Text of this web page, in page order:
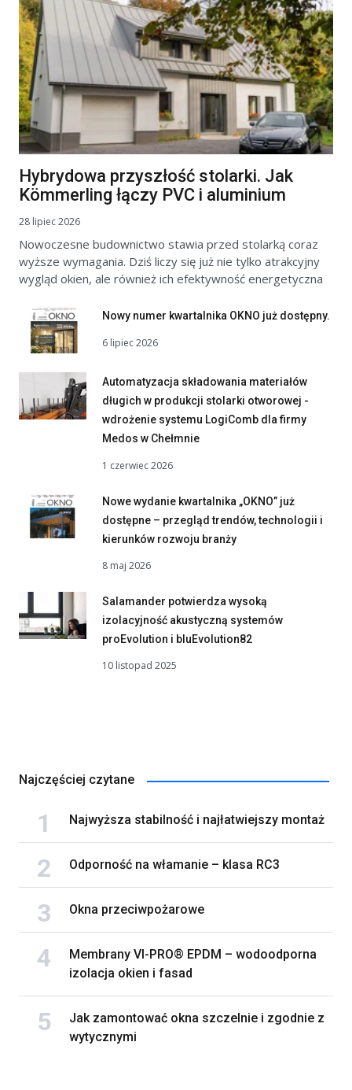
Hybrydowa przyszłość stolarki. Jak
Kömmerling łączy PVC i aluminium
28 lipiec 2026
Nowoczesne budownictwo stawia przed stolarką coraz
wyższe wymagania. Dziś liczy się już nie tylko atrakcyjny
wygląd okien, ale również ich efektywność energetyczna
Nowy numer kwartalnika OKNO już dostępny.
6 lipiec 2026
Automatyzacja składowania materiałów
długich w produkcji stolarki otworowej -
wdrożenie systemu LogiComb dla firmy
Medos w Chełmnie
1 czerwiec 2026
Nowe wydanie kwartalnika „OKNO” już
dostępne – przegląd trendów, technologii i
kierunków rozwoju branży
8 maj 2026
Salamander potwierdza wysoką
izolacyjność akustyczną systemów
proEvolution i bluEvolution82
10 listopad 2025
Najczęściej czytane
Najwyższa stabilność i najłatwiejszy montaż
Odporność na włamanie – klasa RC3
Okna przeciwpożarowe
Membrany VI-PRO® EPDM – wodoodporna
izolacja okien i fasad
Jak zamontować okna szczelnie i zgodnie z
wytycznymi